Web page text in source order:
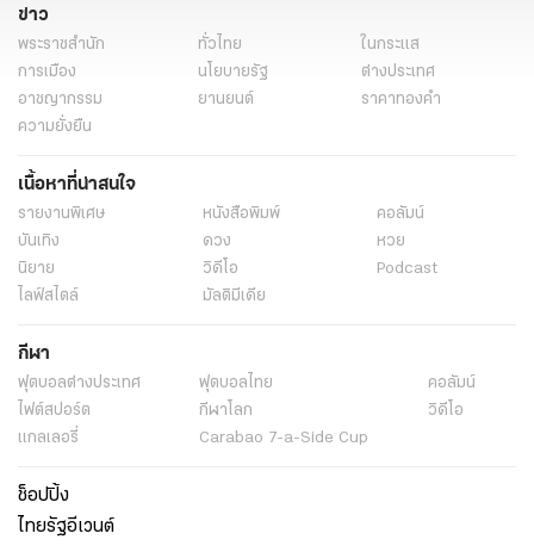
ข่าว
พระราชสำนัก ทั่วไทย
ในกระแส
การเมือง
นโยบายรัฐ
ต่างประเทศ
อาชญากรรม
ยานยนต์
ราคาทองคำ
ความยั่งยืน
เนื้อหาที่น่าสนใจ
รายงานพิเศษ หนังสือพิมพ์
คอลัมน์
บันเทิง
ดวง
หวย
นิยาย
วิดีโอ
Podcast
ไลฟ์สไตล์
มัลติมีเดีย
กีฬา
ฟุตบอลต่่างประเทศ ฟุตบอลไทย
คอลัมน์
ไฟต์สปอร์ต
กีฬาโลก
วิดีโอ
แกลเลอรี่
Carabao 7-a-Side Cup
ช็อปปิ้ง
ไทยรัฐอีเวนต์